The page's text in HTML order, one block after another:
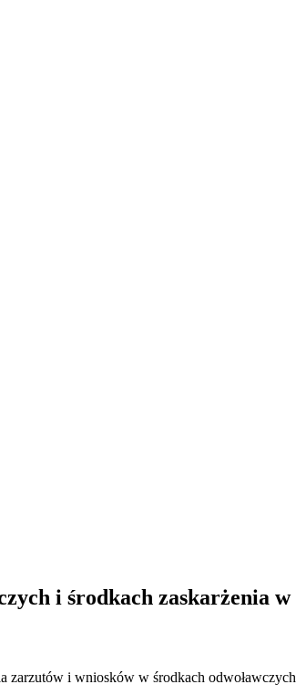
i środkach zaskarżenia w
zarzutów i wniosków w środkach odwoławczych